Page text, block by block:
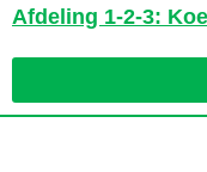
Afdeling 1-2-3: